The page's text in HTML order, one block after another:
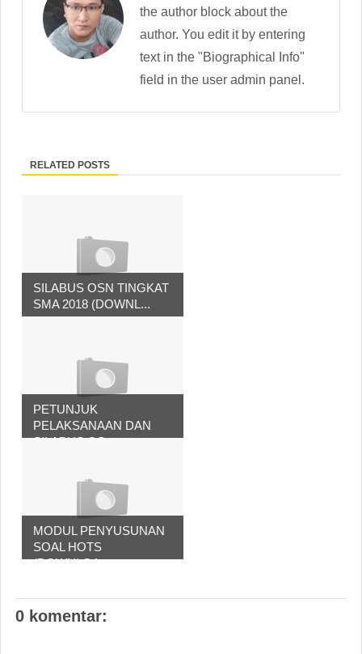
the author block about the
author. You edit it by entering
text in the "Biographical Info"
field in the user admin panel.
RELATED POSTS
SILABUS OSN TINGKAT
SMA 2018 (DOWNL...
PETUNJUK
PELAKSANAAN DAN
SILABUS OS...
MODUL PENYUSUNAN
SOAL HOTS
(DOWNLOA...
0 komentar: